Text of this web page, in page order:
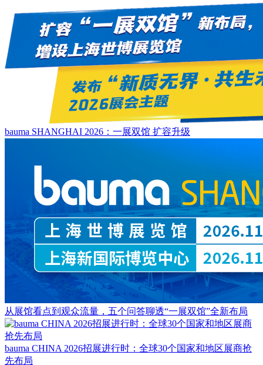
bauma SHANGHAI 2026：一展双馆 扩容升级
从展馆看点到观众流量，五个问答聊透“一展双馆”全新布局
bauma CHINA 2026招展进行时：全球30个国家和地区展商抢
先布局